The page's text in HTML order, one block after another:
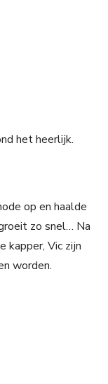
het heerlijk.
op en haalde
zo snel… Na
kapper, Vic zijn
worden.